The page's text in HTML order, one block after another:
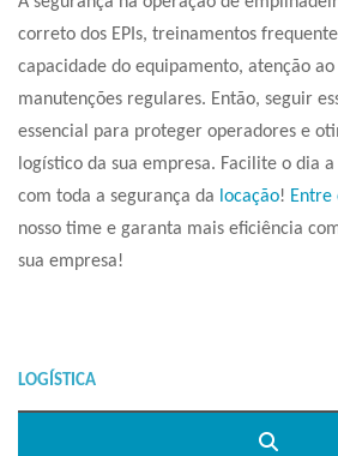
correto dos EPIs, treinamentos
capacidade do equipamento, atenção
manutenções regulares. Então, seguir
essencial para proteger operadores e
logístico da sua empresa. Facilite o dia
com toda a segurança da locação! Entre
nosso time e garanta mais eficiência
sua empresa!